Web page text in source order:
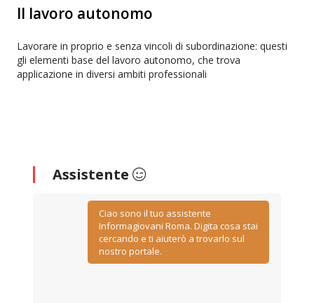
Il lavoro autonomo
Lavorare in proprio e senza vincoli di subordinazione: questi
gli elementi base del lavoro autonomo, che trova
applicazione in diversi ambiti professionali
Assistente
Ciao sono il tuo assistente
Informagiovani Roma. Digita cosa stai
cercando e ti aiuterò a trovarlo sul
nostro portale.